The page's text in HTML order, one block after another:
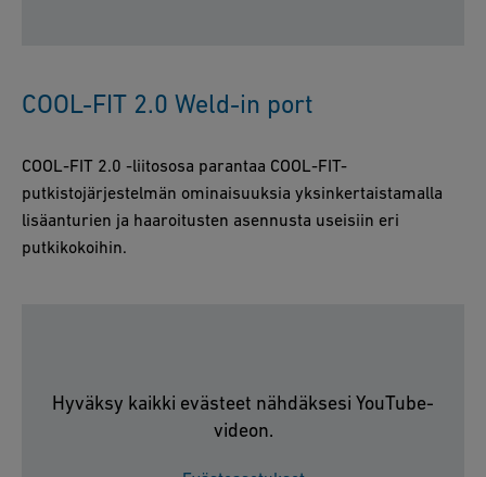
COOL-FIT 2.0 Weld-in port
COOL-FIT 2.0 -liitososa parantaa COOL-FIT-
putkistojärjestelmän ominaisuuksia yksinkertaistamalla
lisäanturien ja haaroitusten asennusta useisiin eri
putkikokoihin.
Hyväksy kaikki evästeet nähdäksesi YouTube-
videon.